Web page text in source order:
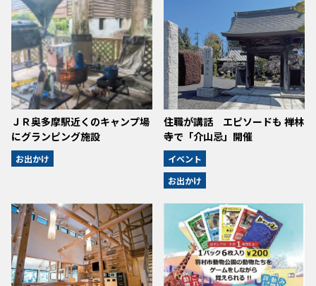
ＪＲ奥多摩駅近くのキャンプ場
にグランピング施設
お出かけ
住職が講話 エピソードも 禅林
寺で「介山忌」開催
イベント
お出かけ